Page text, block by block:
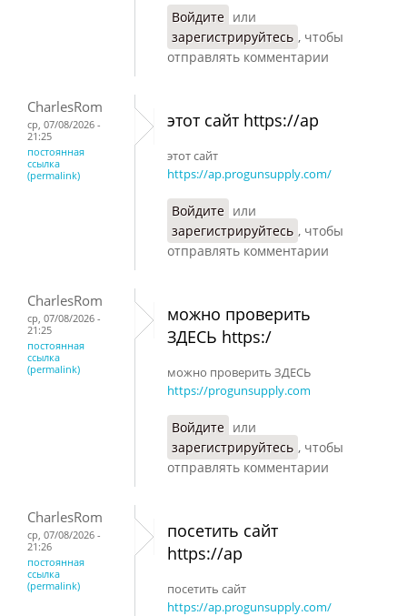
Войдите или
зарегистрируйтесь , чтобы
отправлять комментарии
CharlesRom
ср, 07/08/2026 -
21:25
постоянная
ссылка
(permalink)
этот сайт https://ap
этот сайт
https://ap.progunsupply.com/
Войдите или
зарегистрируйтесь , чтобы
отправлять комментарии
CharlesRom
ср, 07/08/2026 -
21:25
постоянная
ссылка
(permalink)
можно проверить
ЗДЕСЬ https:/
можно проверить ЗДЕСЬ
https://progunsupply.com
Войдите или
зарегистрируйтесь , чтобы
отправлять комментарии
CharlesRom
ср, 07/08/2026 -
21:26
постоянная
ссылка
(permalink)
посетить сайт
https://ap
посетить сайт
https://ap.progunsupply.com/